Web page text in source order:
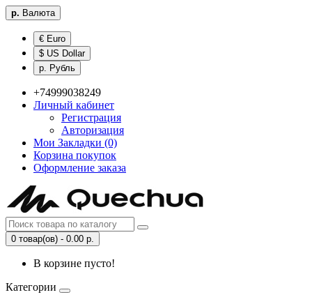
р. Валюта
€ Euro
$ US Dollar
р. Рубль
+74999038249
Личный кабинет
Регистрация
Авторизация
Мои Закладки (0)
Корзина покупок
Оформление заказа
0 товар(ов) - 0.00 р.
В корзине пусто!
Категории